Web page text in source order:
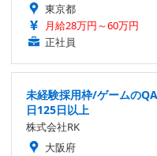
東京都
月給28万円～60万円
正社員
未経験採用枠/ゲームの
日125日以上
株式会社RK
大阪府